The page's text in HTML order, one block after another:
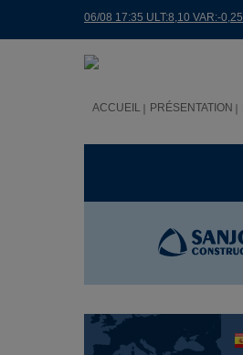
06/08 17:35 ULT:8,10 VAR:-
ACCUEIL PRÉSENTATION